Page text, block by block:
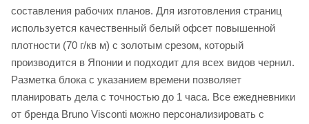
составления рабочих планов. Для изготовления страниц
используется качественный белый офсет повышенной
плотности (70 г/кв м) с золотым срезом, который
производится в Японии и подходит для всех видов чернил.
Разметка блока с указанием времени позволяет
планировать дела с точностью до 1 часа. Все ежедневники
от бренда Bruno Visconti можно персонализировать с